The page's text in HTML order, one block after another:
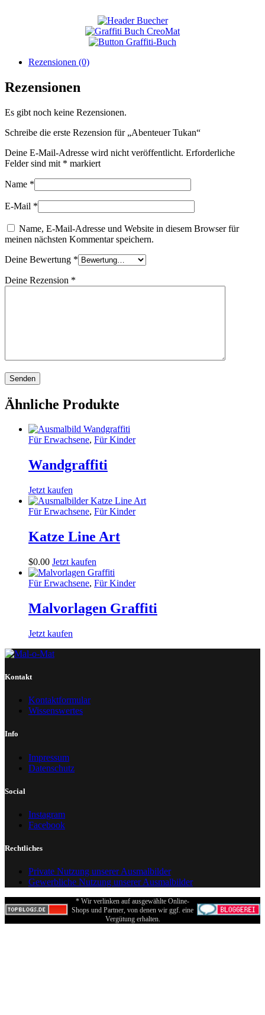
Rezensionen (0)
Rezensionen
Es gibt noch keine Rezensionen.
Schreibe die erste Rezension für „Abenteuer Tukan“
Deine E-Mail-Adresse wird nicht veröffentlicht. Erforderliche
Felder sind mit * markiert
Name *
E-Mail *
Name, E-Mail-Adresse und Website in diesem Browser für
meinen nächsten Kommentar speichern.
Deine Bewertung *
Deine Rezension *
Ähnliche Produkte
Für Erwachsene, Für Kinder
Wandgraffiti
Jetzt kaufen
Für Erwachsene, Für Kinder
Katze Line Art
$0.00 Jetzt kaufen
Für Erwachsene, Für Kinder
Malvorlagen Graffiti
Jetzt kaufen
Kontakt
Kontaktformular
Wissenswertes
Info
Impressum
Datenschutz
Social
Instagram
Facebook
Rechtliches
Private Nutzung unserer Ausmalbilder
Gewerbliche Nutzung unserer Ausmalbilder
* Wir verlinken auf ausgewählte Online-
Shops und Partner, von denen wir ggf. eine
Vergütung erhalten.